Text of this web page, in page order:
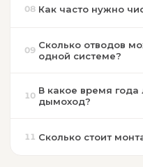
08 Как часто нужно
09 Сколько отводов
одной системе?
10 В какое время
дымоход?
11 Сколько стоит